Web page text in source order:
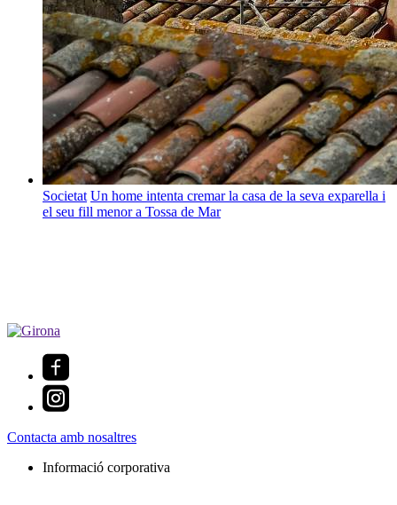
Societat Un home intenta cremar la casa de la seva exparella i
el seu fill menor a Tossa de Mar
Contacta amb nosaltres
Informació corporativa